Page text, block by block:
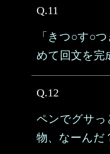
Q.11
「きつ○す○
めて回文を完
Q.12
ペンでグサっ
物、なーんだ